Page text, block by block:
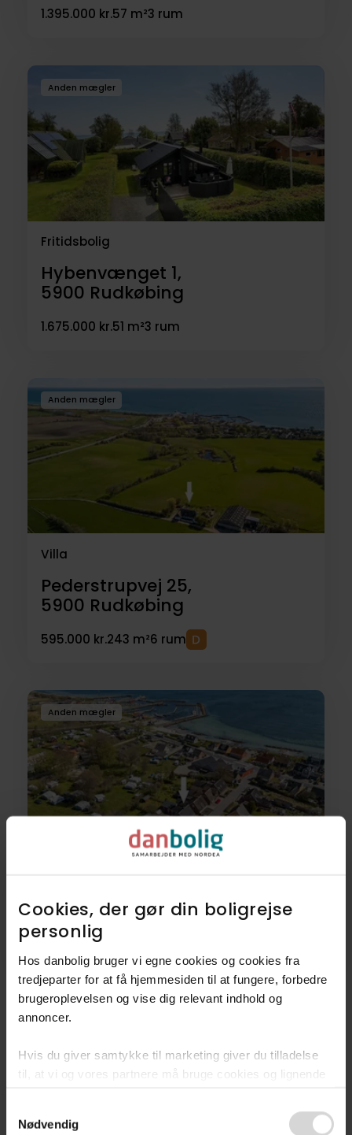
Cookies, der gør din boligrejse
personlig​
Hos danbolig bruger vi egne cookies og cookies fra
tredjeparter for at få hjemmesiden til at fungere, forbedre
brugeroplevelsen og vise dig relevant indhold og
annoncer.​
Hvis du giver samtykke til marketing giver du tilladelse
til, at vi og vores partnere må bruge cookies og lignende
danbolig.dk. Vi kan kombinere disse oplysninger med
andre data og anvende dem til målrettet markedsføring til
Selection
Nødvendig
1.395.000 kr.57 m²3 rum
Anden mægler
Fritidsbolig
Hybenvænget 1,
5900 Rudkøbing
1.675.000 kr.51 m²3 rum
Anden mægler
Villa
Pederstrupvej 25,
5900 Rudkøbing
595.000 kr.243 m²6 rum
Anden mægler
Rævegade 10,
5900Rudkøbing
10
Villaer
1